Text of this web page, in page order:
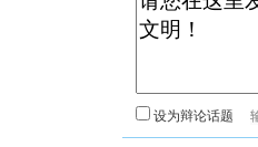
设为辩论话题